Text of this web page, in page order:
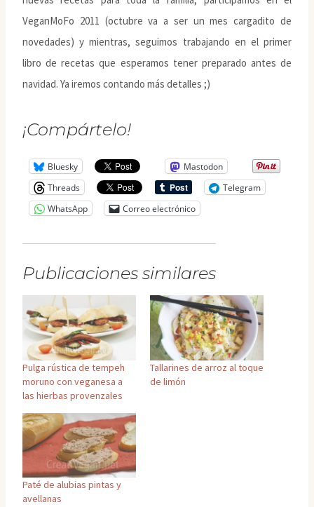
VeganMoFo 2011 (octubre va a ser un mes cargadito de
novedades) y mientras, seguimos trabajando en el primer
libro de recetas que esperamos tener preparado antes de
navidad. Ya iremos contando más detalles ;)
¡Compártelo!
Bluesky
Mastodon
Threads
Telegram
WhatsApp
Correo electrónico
Publicaciones similares
Pulga rústica de tempeh
moruno con veganesa a
las hierbas provenzales
Tallarines de arroz al toque
de limón
Paté de alubias pintas y
avellanas